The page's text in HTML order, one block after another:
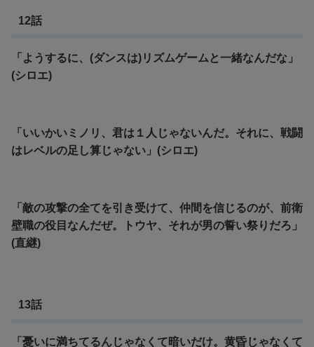
12話
「ようするに、(ダンスは)リズムゲームと一緒なんだな」
(シロエ)
「いいかいミノリ、君は１人じゃないんだ。それに、戦闘
はレベルの足し算じゃない」(シロエ)
「敵の攻撃の全てを引き受けて、仲間を信じるのが、前衛
壁職の役目なんだぜ。トウヤ、それが男の誓い祭りだろ」
(直継)
13話
「憂いに満ちてるんじゃなくて暗いだけ。黄昏じゃなくて